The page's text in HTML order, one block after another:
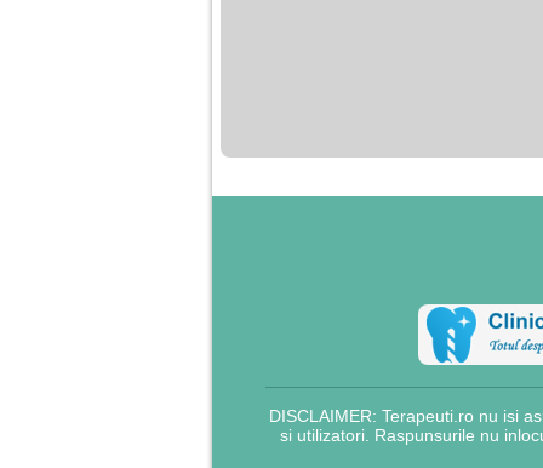
DISCLAIMER: Terapeuti.ro nu isi
si utilizatori. Raspunsurile nu